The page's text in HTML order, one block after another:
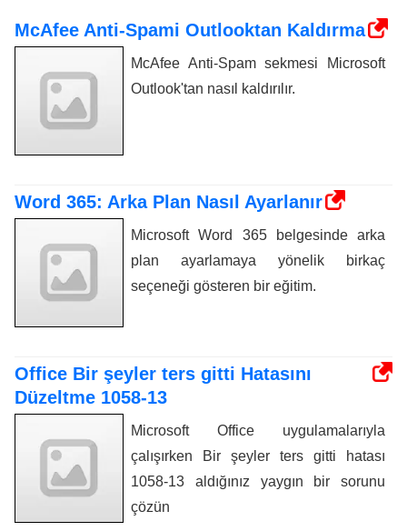
McAfee Anti-Spami Outlooktan Kaldırma
McAfee Anti-Spam sekmesi Microsoft
Outlook'tan nasıl kaldırılır.
Word 365: Arka Plan Nasıl Ayarlanır
Microsoft Word 365 belgesinde arka
plan ayarlamaya yönelik birkaç
seçeneği gösteren bir eğitim.
Office Bir şeyler ters gitti Hatasını
Düzeltme 1058-13
Microsoft Office uygulamalarıyla
çalışırken Bir şeyler ters gitti hatası
1058-13 aldığınız yaygın bir sorunu
çözün